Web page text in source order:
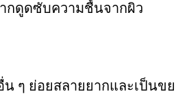
กดูดซับความชื้นจากผิว
ๆ ย่อยสลายยากและเป็นข